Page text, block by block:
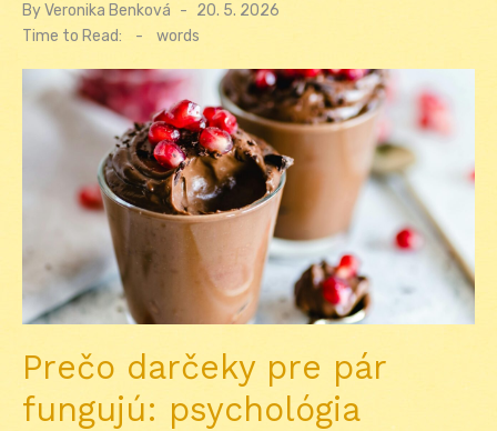
ByVeronika Benková
Posted
on
20. 5. 2026
Time to Read:
- words
Prečo darčeky pre pár
fungujú: psychológia